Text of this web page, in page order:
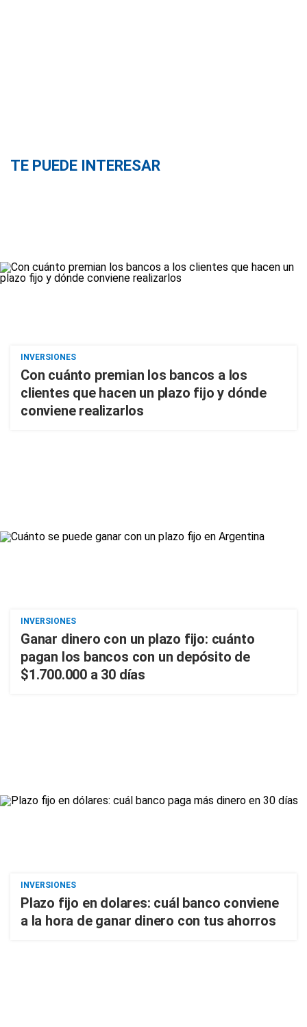
TE PUEDE INTERESAR
INVERSIONES
Con cuánto premian los bancos a los
clientes que hacen un plazo fijo y dónde
conviene realizarlos
INVERSIONES
Ganar dinero con un plazo fijo: cuánto
pagan los bancos con un depósito de
$1.700.000 a 30 días
INVERSIONES
Plazo fijo en dolares: cuál banco conviene
a la hora de ganar dinero con tus ahorros